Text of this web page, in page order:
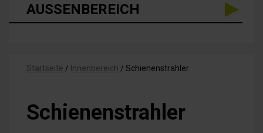
AUSSENBEREICH
Startseite / Innenbereich / Schienenstrahler
Schienenstrahler